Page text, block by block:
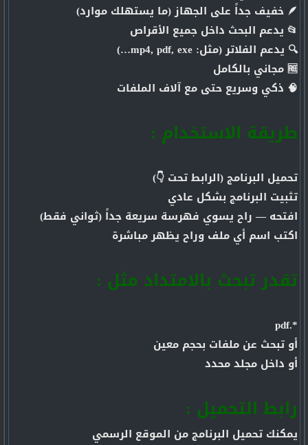
🪶 خفيف جداً على الجهاز (ما يستهلك موارد)
📂 يدعم البحث داخل جميع الأقراص
🔍 يدعم الفلاتر (مثل: mp4, pdf, exe…)
🆓 مجاني بالكامل
🧠 ذكي وسريع حتى مع آلاف الملفات
طريقة الاستخدام :
تحميل البرنامج (الرابط تحت 👇)
تثبيت البرنامج بشكل عادي
افتحه — راح يسوي فهرسة سريعة جداً (ثواني فقط)
اكتب اسم أي ملف وراح يظهر مباشرة
تقدر تبحث بالامتداد مثل :
*.pdf
أو تبحث عن ملفات بحجم معين
أو داخل مجلد محدد
رابط التحميل :
يمكنك تحميل البرنامج من الموقع الرسمي